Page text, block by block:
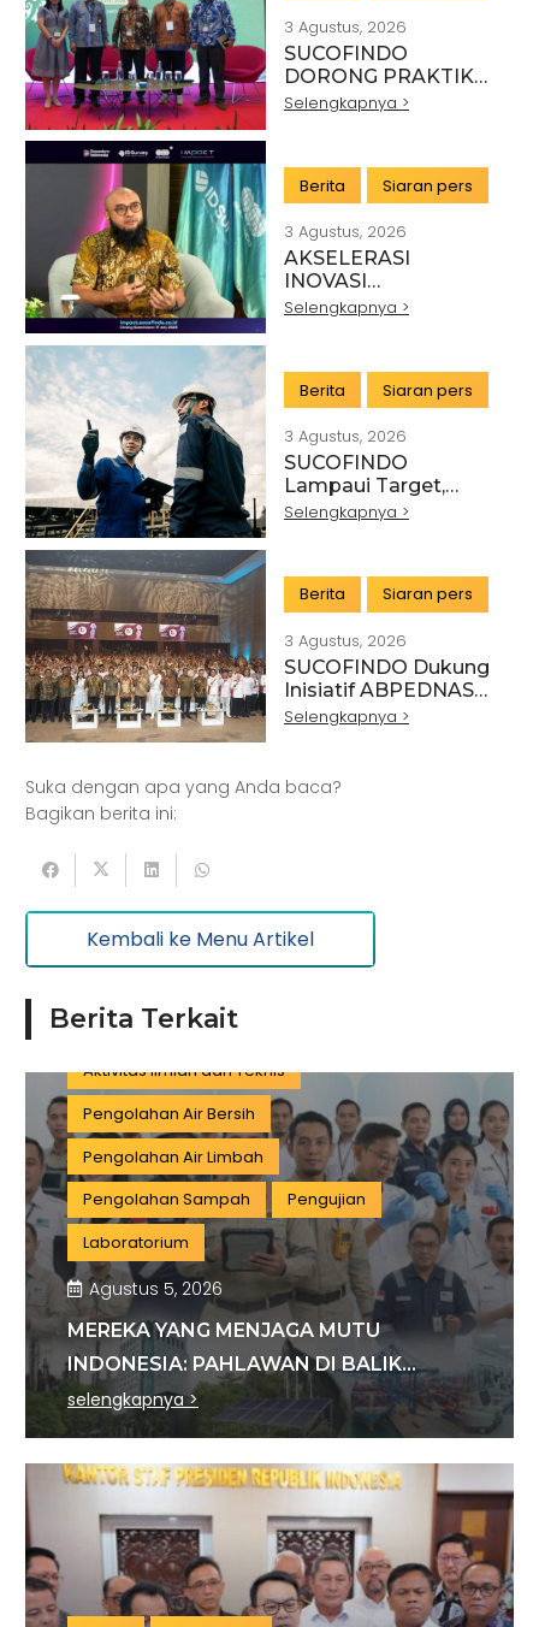
3 Agustus, 2026
SUCOFINDO
DORONG PRAKTIK
PERTAMBANGAN
Selengkapnya >
Berita Siaran pers
3 Agustus, 2026
AKSELERASI
INOVASI
TEKNOLOGI,
TRANSFORMASI
LAYANAN TIC
TINGGI
Selengkapnya >
Berita Siaran pers
3 Agustus, 2026
SUCOFINDO
Lampaui Target,
RUPS Sahkan Kinerja
Selengkapnya >
Berita Siaran pers
3 Agustus, 2026
SUCOFINDO Dukung
Inisiatif ABPEDNAS
melalui Program
Selengkapnya >
Suka dengan apa yang Anda baca?
Bagikan berita ini:
Kembali ke Menu Artikel
Berita Terkait
Artikel Pertanian
Kehutanan
Kesehatan
Kelautan dan Perikanan
Pemerintahan
Informasi dan Komunikasi
Pariwisata
Listrik dan Gas
Manufaktur
Sertifikasi
Aktivitas Ilmiah dan Teknis
Pengolahan Air Bersih
Pengolahan Air Limbah
Pengolahan Sampah
Pengujian
Laboratorium
Agustus 5, 2026
MEREKA YANG MENJAGA MUTU
INDONESIA: PAHLAWAN DI BALIK
SETIAP STANDAR INDUSTRI
selengkapnya >